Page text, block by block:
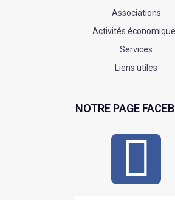
Associations
Activités
Services
Liens utiles
NOTRE PAGE